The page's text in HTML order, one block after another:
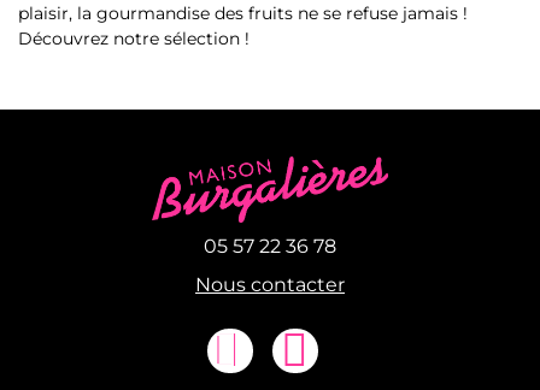
plaisir, la gourmandise des fruits ne se refuse jamais !
Découvrez notre sélection !
05 57 22 36 78
Nous contacter